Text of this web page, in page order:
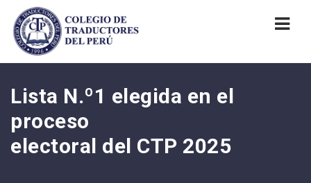
Lista N.º1 elegida en el
proceso
electoral del CTP 2025